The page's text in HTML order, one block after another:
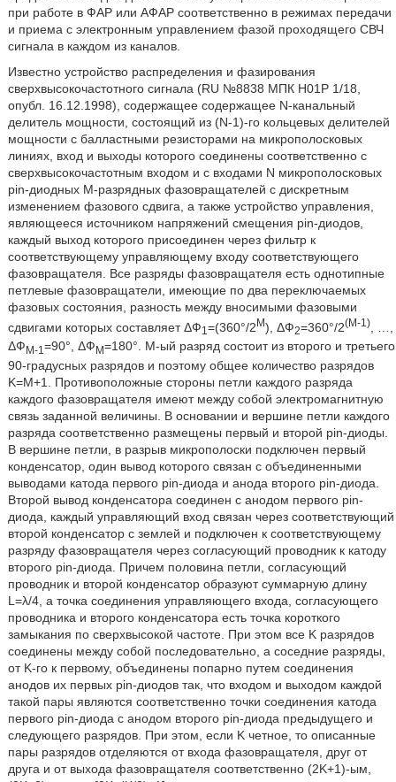
при работе в ФАР или АФАР соответственно в режимах передачи
и приема с электронным управлением фазой проходящего СВЧ
сигнала в каждом из каналов.
Известно устройство распределения и фазирования
сверхвысокочастотного сигнала (RU №8838 МПК Н01Р 1/18,
опубл. 16.12.1998), содержащее содержащее N-канальный
делитель мощности, состоящий из (N-1)-го кольцевых делителей
мощности с балластными резисторами на микрополосковых
линиях, вход и выходы которого соединены соответственно с
сверхвысокочастотным входом и с входами N микрополосковых
pin-диодных М-разрядных фазовращателей с дискретным
изменением фазового сдвига, а также устройство управления,
являющееся источником напряжений смещения pin-диодов,
каждый выход которого присоединен через фильтр к
соответствующему управляющему входу соответствующего
фазовращателя. Все разряды фазовращателя есть однотипные
петлевые фазовращатели, имеющие по два переключаемых
фазовых состояния, разность между вносимыми фазовыми
сдвигами которых составляет ΔФ1 =(360°/2М), ΔФ2=360°/2(М-1), …,
ΔФ М-1 =90°, ΔФ М=180°. М-ый разряд состоит из второго и третьего
90-градусных разрядов и поэтому общее количество разрядов
K=М+1. Противоположные стороны петли каждого разряда
каждого фазовращателя имеют между собой электромагнитную
связь заданной величины. В основании и вершине петли каждого
разряда соответственно размещены первый и второй pin-диоды.
В вершине петли, в разрыв микрополоски подключен первый
конденсатор, один вывод которого связан с объединенными
выводами катода первого pin-диода и анода второго pin-диода.
Второй вывод конденсатора соединен с анодом первого pin-
диода, каждый управляющий вход связан через соответствующий
второй конденсатор с землей и подключен к соответствующему
разряду фазовращателя через согласующий проводник к катоду
второго pin-диода. Причем половина петли, согласующий
проводник и второй конденсатор образуют суммарную длину
L=λ/4, а точка соединения управляющего входа, согласующего
проводника и второго конденсатора есть точка короткого
замыкания по сверхвысокой частоте. При этом все K разрядов
соединены между собой последовательно, а соседние разряды,
от K-го к первому, объединены попарно путем соединения
анодов их первых pin-диодов так, что входом и выходом каждой
такой пары являются соответственно точки соединения катода
первого pin-диода с анодом второго pin-диода предыдущего и
следующего разрядов. При этом, если K четное, то описанные
пары разрядов отделяются от входа фазовращателя, друг от
друга и от выхода фазовращателя соответственно (2K+1)-ым,